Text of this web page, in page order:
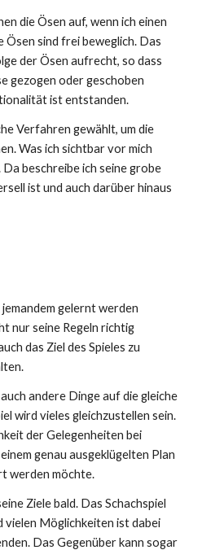
die Ösen auf, wenn ich einen
Ösen sind frei beweglich. Das
der Ösen aufrecht, so dass
gezogen oder geschoben
ist entstanden.
Verfahren gewählt, um die
Was ich sichtbar vor mich
beschreibe ich seine grobe
ist und auch darüber hinaus
gelernt werden
nur seine Regeln richtig
das Ziel des Spieles zu
andere Dinge auf die gleiche
wird vieles gleichzustellen sein.
der Gelegenheiten bei
genau ausgeklügelten Plan
werden möchte.
Ziele bald. Das Schachspiel
vielen Möglichkeiten ist dabei
Das Gegenüber kann sogar